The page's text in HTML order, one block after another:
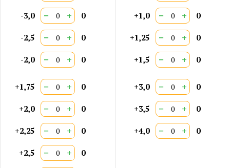
-3,0 − + 0
-2,5 − + 0
-2,0 − + 0
+1,0 − + 0
+1,25 − + 0
+1,5 − + 0
+1,75 − + 0
+2,0 − + 0
+2,25 − + 0
+2,5 − + 0
+3,0 − + 0
+3,5 − + 0
+4,0 − + 0